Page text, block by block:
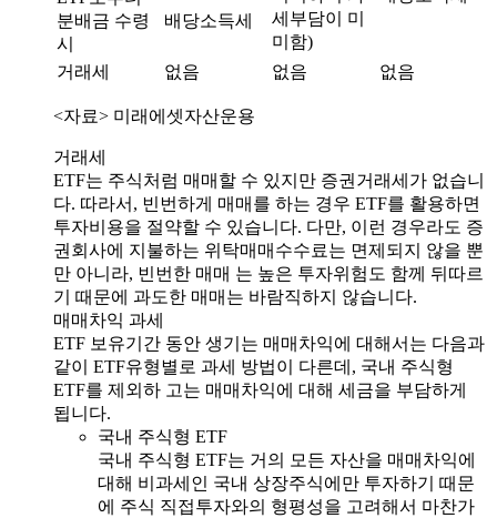
세부담이 미
미함)
분배금 수령
시
배당소득세
거래세 없음 없음 없음
<자료> 미래에셋자산운용
거래세
ETF는 주식처럼 매매할 수 있지만 증권거래세가 없습니
다. 따라서, 빈번하게 매매를 하는 경우 ETF를 활용하면
투자비용을 절약할 수 있습니다. 다만, 이런 경우라도 증
권회사에 지불하는 위탁매매수수료는 면제되지 않을 뿐
만 아니라, 빈번한 매매 는 높은 투자위험도 함께 뒤따르
기 때문에 과도한 매매는 바람직하지 않습니다.
매매차익 과세
ETF 보유기간 동안 생기는 매매차익에 대해서는 다음과
같이 ETF유형별로 과세 방법이 다른데, 국내 주식형
ETF를 제외하 고는 매매차익에 대해 세금을 부담하게
됩니다.
국내 주식형 ETF
국내 주식형 ETF는 거의 모든 자산을 매매차익에
대해 비과세인 국내 상장주식에만 투자하기 때문
에 주식 직접투자와의 형평성을 고려해서 마찬가